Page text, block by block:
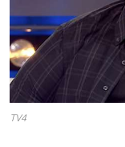
TV4